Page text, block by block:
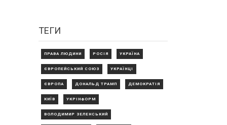
ТЕГИ
ПРАВА ЛЮДИНИ РОСІЯ УКРАЇНА
ЄВРОПЕЙСЬКИЙ СОЮЗ УКРАЇНЦІ
ЄВРОПА ДОНАЛЬД ТРАМП ДЕМОКРАТІЯ
КИЇВ УКРІНФОРМ
ВОЛОДИМИР ЗЕЛЕНСЬКИЙ